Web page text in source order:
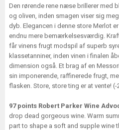
Den rørende rene næse brillerer med
og oliven, inden smagen viser sig
dyb. Elegancen i denne store Merlot
endnu mere bemærkelsesværdig.
får vinens frugt modspil af superb
klassetanniner, inden vinen i finalen
dimension også. Et brag af en
sin imponerende, raffinerede frugt,
flasken. Store, store ting er at vente!
97 points Robert Parker Wine
drop dead gorgeous wine. Warm
part to shape a soft and supple wine